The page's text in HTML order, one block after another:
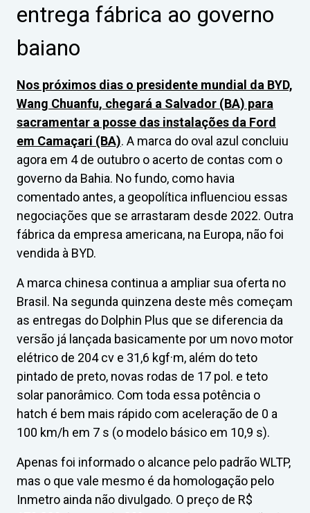
entrega fábrica ao governo
baiano
Nos próximos dias o presidente mundial da BYD,
Wang Chuanfu, chegará a Salvador (BA) para
sacramentar a posse das instalações da Ford
em Camaçari (BA). A marca do oval azul concluiu
agora em 4 de outubro o acerto de contas com o
governo da Bahia. No fundo, como havia
comentado antes, a geopolítica influenciou essas
negociações que se arrastaram desde 2022. Outra
fábrica da empresa americana, na Europa, não foi
vendida à BYD.
A marca chinesa continua a ampliar sua oferta no
Brasil. Na segunda quinzena deste mês começam
as entregas do Dolphin Plus que se diferencia da
versão já lançada basicamente por um novo motor
elétrico de 204 cv e 31,6 kgf·m, além do teto
pintado de preto, novas rodas de 17 pol. e teto
solar panorâmico. Com toda essa potência o
hatch é bem mais rápido com aceleração de 0 a
100 km/h em 7 s (o modelo básico em 10,9 s).
Apenas foi informado o alcance pelo padrão WLTP,
mas o que vale mesmo é da homologação pelo
Inmetro ainda não divulgado. O preço de R$